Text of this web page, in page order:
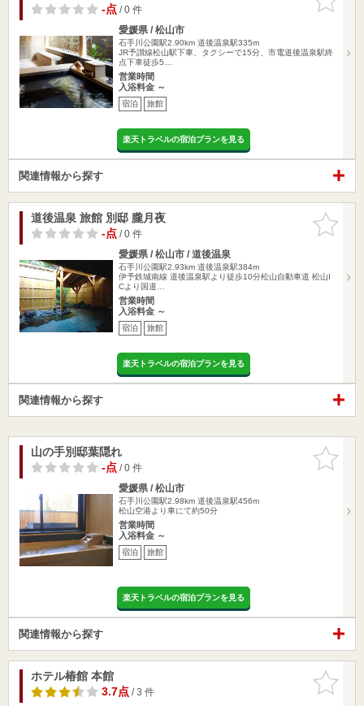
りに追加
-点/ 0 件
愛媛県 / 松山市
石手川公園駅2.90km 道後温泉駅335m
JR予讃線松山駅下車、タクシーで15分、市電道後温泉駅終
点下車徒歩5…
営業時間
入浴料金 ～
宿泊 旅館
楽天トラベルの宿泊プランを見る
関連情報から探す
お気に入
りに追加
道後温泉 旅館 別邸 朧月夜
-点/ 0 件
愛媛県 / 松山市 / 道後温泉
石手川公園駅2.93km 道後温泉駅384m
伊予鉄城南線 道後温泉駅より徒歩10分松山自動車道 松山I
Cより国道…
営業時間
入浴料金 ～
宿泊 旅館
楽天トラベルの宿泊プランを見る
関連情報から探す
お気に入
りに追加
山の手別邸葉隠れ
-点/ 0 件
愛媛県 / 松山市
石手川公園駅2.98km 道後温泉駅456m
松山空港より車にて約50分
営業時間
入浴料金 ～
宿泊 旅館
楽天トラベルの宿泊プランを見る
関連情報から探す
お気に入
りに追加
ホテル椿館 本館
3.7点/ 3 件